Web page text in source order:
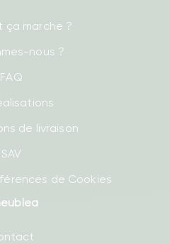
ça marche ?
nous ?
FAQ
de livraison
SAV
de Cookies